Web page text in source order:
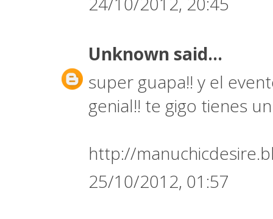
Unknown said...
super guapa!! y el
genial!! te gigo tienes
http://
25/10/2012, 01:57